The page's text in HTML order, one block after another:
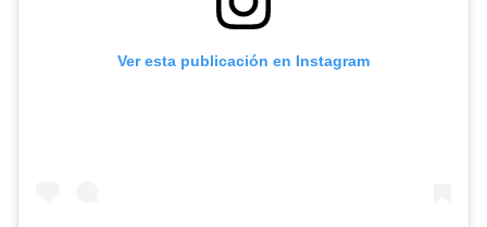
Ver esta publicación en Instagram